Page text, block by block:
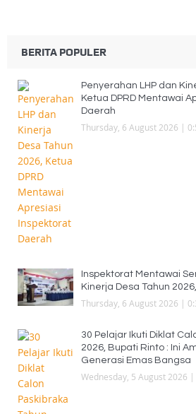
BERITA POPULER
Penyerahan LHP dan
Ketua DPRD Mentawai
Daerah
Thursday, 6 August 2026 |
Inspektorat Mentawai
Kinerja Desa Tahun
Thursday, 6 August 2026 |
30 Pelajar Ikuti Diklat
2026, Bupati Rinto : Ini
Generasi Emas Bangsa
Wednesday, 5 August 2026 |